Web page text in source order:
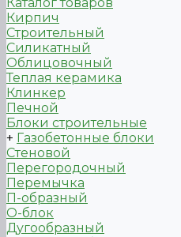
Кирпич
Строительный
Силикатный
Облицовочный
Теплая керамика
Клинкер
Печной
Блоки строительные
+ Газобетонные блоки
Стеновой
Перегородочный
Перемычка
П-образный
О-блок
Дугообразный